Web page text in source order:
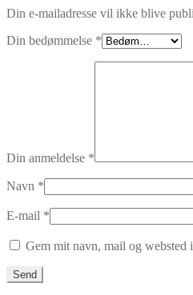
Din e-mailadresse vil ikke blive
Din bedømmelse *
Din anmeldelse *
Navn *
E-mail *
Gem mit navn, mail og websted